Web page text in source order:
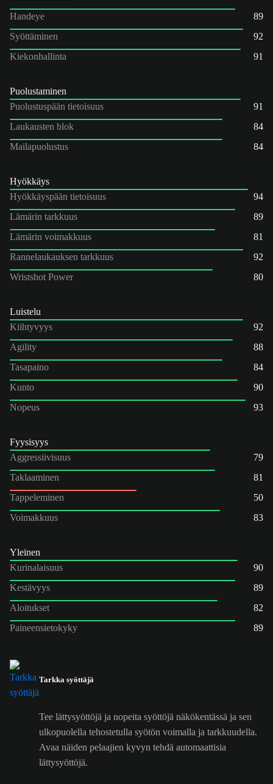
Handeye
89
Syöttäminen
92
Kiekonhallinta
91
Puolustaminen
Puolustuspään tietoisuus
91
Laukausten blok
84
Mailapuolustus
84
Hyökkäys
Hyökkäyspään tietoisuus
94
Lämärin tarkkuus
89
Lämärin voimakkuus
81
Rannelaukauksen tarkkuus
92
Wristshot Power
80
Luistelu
Kiihtyvyys
92
Agility
88
Tasapaino
84
Kunto
90
Nopeus
93
Fyysisyys
Aggressiivisuus
79
Taklaaminen
81
Tappeleminen
50
Voimakkuus
83
Yleinen
Kurinalaisuus
90
Kestävyys
89
Aloitukset
82
Paineensietokyky
89
Tarkka syöttäjä
Tee lättysyöttöjä ja nopeita syöttöjä näkökentässä ja sen
ulkopuolella tehostetulla syötön voimalla ja tarkkuudella.
Avaa näiden pelaajien kyvyn tehdä automaattisia
lättysyöttöjä.